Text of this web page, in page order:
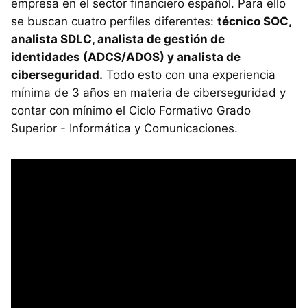
empresa en el sector financiero español. Para ello
se buscan cuatro perfiles diferentes: técnico SOC,
analista SDLC, analista de gestión de
identidades (ADCS/ADOS) y analista de
ciberseguridad. Todo esto con una experiencia
mínima de 3 años en materia de ciberseguridad y
contar con mínimo el Ciclo Formativo Grado
Superior - Informática y Comunicaciones.